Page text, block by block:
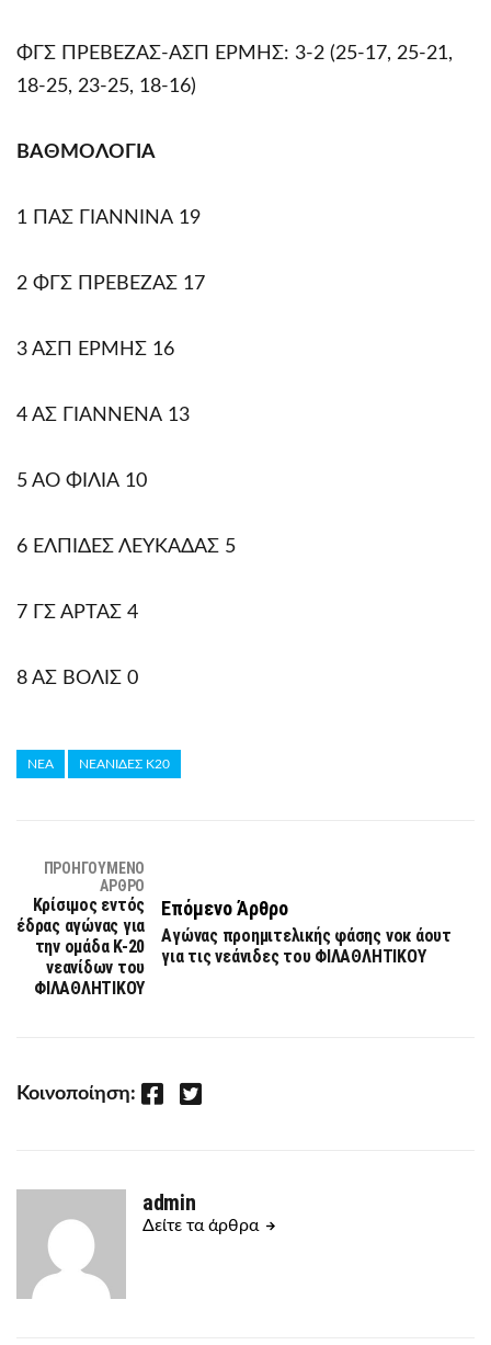
ΦΓΣ ΠΡΕΒΕΖΑΣ-ΑΣΠ ΕΡΜΗΣ: 3-2 (25-17, 25-21,
18-25, 23-25, 18-16)
ΒΑΘΜΟΛΟΓΙΑ
1 ΠΑΣ ΓΙΑΝΝΙΝΑ 19
2 ΦΓΣ ΠΡΕΒΕΖΑΣ 17
3 ΑΣΠ ΕΡΜΗΣ 16
4 ΑΣ ΓΙΑΝΝΕΝΑ 13
5 ΑΟ ΦΙΛΙΑ 10
6 ΕΛΠΙΔΕΣ ΛΕΥΚΑΔΑΣ 5
7 ΓΣ ΑΡΤΑΣ 4
8 ΑΣ ΒΟΛΙΣ 0
ΝΕΑ ΝΕΑΝΙΔΕΣ Κ20
ΠΡΟΗΓΟΎΜΕΝΟ
ΆΡΘΡΟ
Κρίσιμος εντός
έδρας αγώνας για
την ομάδα Κ-20
νεανίδων του
ΦΙΛΑΘΛΗΤΙΚΟΥ
Επόμενο Άρθρο
Αγώνας προημιτελικής φάσης νοκ άουτ
για τις νεάνιδες του ΦΙΛΑΘΛΗΤΙΚΟΥ
Κοινοποίηση: Facebook Twitter
admin
Δείτε τα άρθρα